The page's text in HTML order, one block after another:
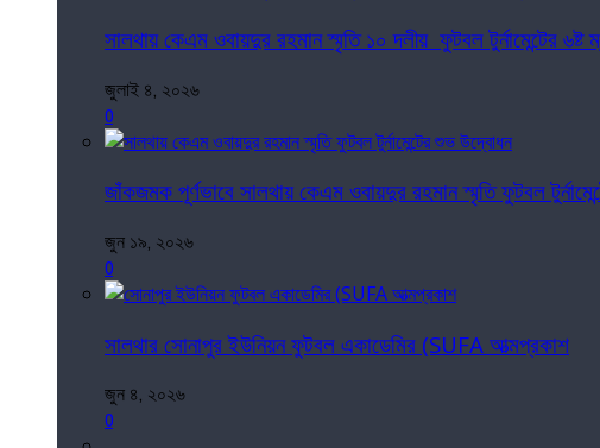
সালথায় কেএম ওবায়দুর রহমান স্মৃতি ১০ দলীয় ফুটবল টুর্নামেন্টের ৬ষ্ট
জুলাই ৪, ২০২৬
0
জাঁকজমক পূর্ণভাবে সালথায় কেএম ওবায়দুর রহমান স্মৃতি ফুটবল
জুন ১৯, ২০২৬
0
সালথার সোনাপুর ইউনিয়ন ফুটবল একাডেমির (SUFA আত্মপ্রকাশ
জুন ৪, ২০২৬
0